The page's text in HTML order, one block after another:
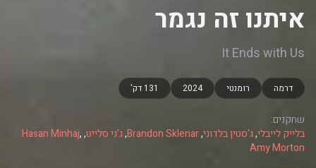
איתנו זה נגמר
It Ends with Us
דרמה רומנטי 2024 131 דק'
שחקנים:
בלייק לייבלי,ג'סטין בלדוני,
Brandon Sklenar
,ג'ני סלייט,
Hasan Minhaj,
Amy Morton